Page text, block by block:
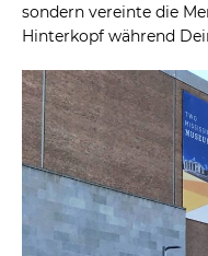
sondern vereinte die
Hinterkopf während